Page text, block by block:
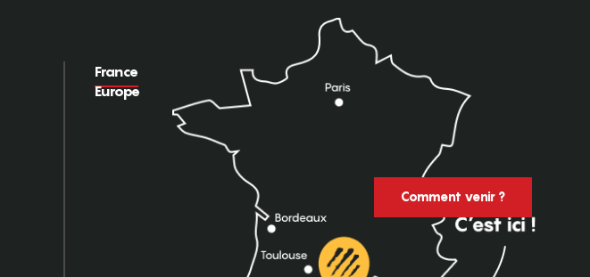
France
Europe
Comment venir ?